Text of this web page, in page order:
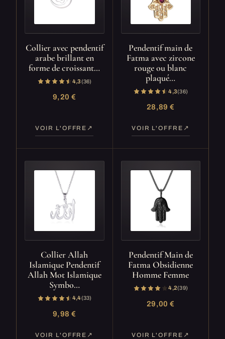
Collier avec pendentif
arabe brillant en
forme de croissant…
4,3(36)
9,20 €
VOIR L'OFFRE
Pendentif main de
Fatma avec zircone
rouge ou blanc
plaqué…
4,3(36)
28,89 €
VOIR L'OFFRE
Collier Allah
Islamique Pendentif
Allah Mot Islamique
Symbo…
4,4(33)
9,98 €
VOIR L'OFFRE
Pendentif Main de
Fatma Obsidienne
Homme Femme
4,2(39)
29,00 €
VOIR L'OFFRE